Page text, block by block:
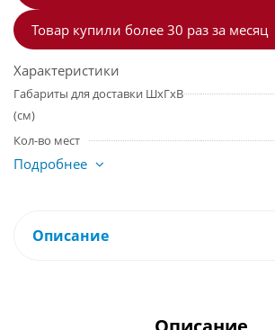
Товар купили более 30 раз за месяц
Характеристики
Габариты для доставки ШхГхВ
(см)
Кол-во мест
Подробнее
Описание